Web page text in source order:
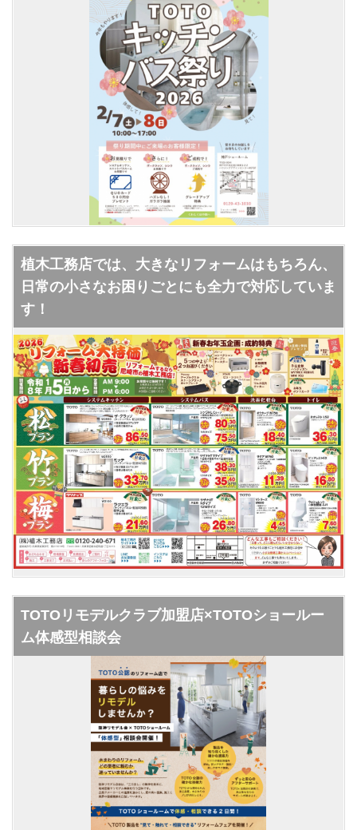
植木工務店では、大きなリフォームはもちろん、
日常の小さなお困りごとにも全力で対応していま
す！
TOTOリモデルクラブ加盟店×TOTOショールー
ム体感型相談会